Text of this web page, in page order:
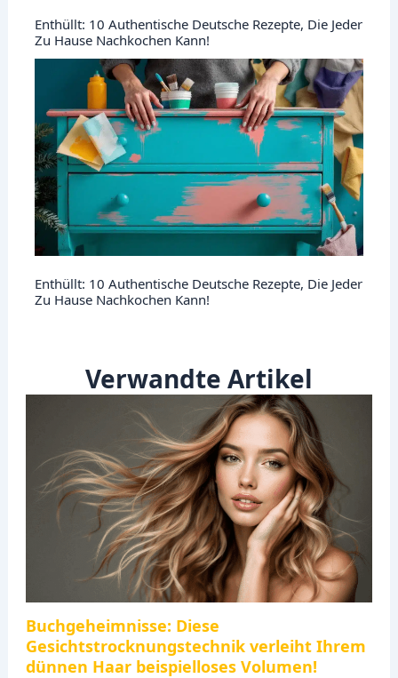
Enthüllt: 10 Authentische Deutsche Rezepte, Die Jeder
Zu Hause Nachkochen Kann!
Enthüllt: 10 Authentische Deutsche Rezepte, Die Jeder
Zu Hause Nachkochen Kann!
Verwandte Artikel
Buchgeheimnisse: Diese
Gesichtstrocknungstechnik verleiht Ihrem
dünnen Haar beispielloses Volumen!